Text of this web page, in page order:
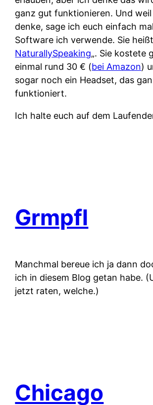
ganz gut funktionieren. Und
denke, sage ich euch einfach
Software ich verwende. Sie heißt
NaturallySpeaking„. Sie kostete
einmal rund 30 € (bei Amazon)
sogar noch ein Headset, das
funktioniert.
Ich halte euch auf dem
Grmpfl
Manchmal bereue ich ja dann
ich in diesem Blog getan habe.
jetzt raten, welche.)
Chicago